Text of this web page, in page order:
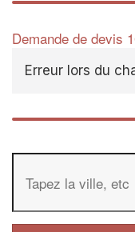
Demande de devis
Erreur lors du